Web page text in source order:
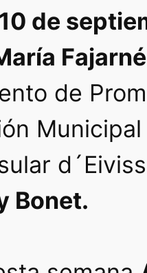
de
de
Bonet.